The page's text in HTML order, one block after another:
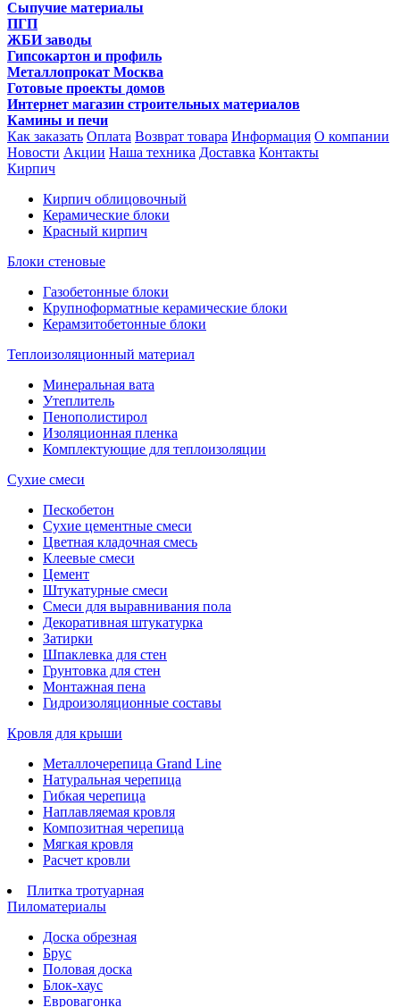
Сыпучие материалы
ПГП
ЖБИ заводы
Гипсокартон и профиль
Металлопрокат Москва
Готовые проекты домов
Интернет магазин строительных материалов
Камины и печи
Как заказать Оплата Возврат товара Информация О компании
Новости Акции Наша техника Доставка Контакты
Кирпич
Кирпич облицовочный
Керамические блоки
Красный кирпич
Блоки стеновые
Газобетонные блоки
Крупноформатные керамические блоки
Керамзитобетонные блоки
Теплоизоляционный материал
Минеральная вата
Утеплитель
Пенополистирол
Изоляционная пленка
Комплектующие для теплоизоляции
Сухие смеси
Пескобетон
Сухие цементные смеси
Цветная кладочная смесь
Клеевые смеси
Цемент
Штукатурные смеси
Смеси для выравнивания пола
Декоративная штукатурка
Затирки
Шпаклевка для стен
Грунтовка для стен
Монтажная пена
Гидроизоляционные составы
Кровля для крыши
Металлочерепица Grand Line
Натуральная черепица
Гибкая черепица
Наплавляемая кровля
Композитная черепица
Мягкая кровля
Расчет кровли
Плитка тротуарная
Пиломатериалы
Доска обрезная
Брус
Половая доска
Блок-хаус
Евровагонка